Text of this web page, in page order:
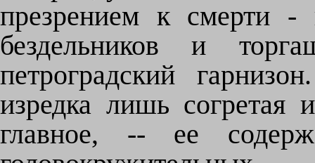
презрением к смерти
бездельников и
петроградский
изредка лишь согретая
главное, -- ее